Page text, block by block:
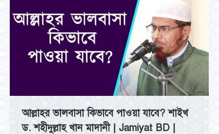
আল্লাহর ভালবাসা কিভাবে পাওয়া যাবে? শাইখ
ড. শহীদুল্লাহ খান মাদানী | Jamiyat BD |